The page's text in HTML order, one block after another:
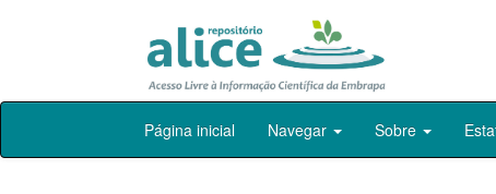
Skip
Página inicial Navegar Sobre